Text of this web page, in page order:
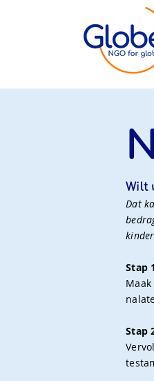
Wilt
Dat
Stap
Stap